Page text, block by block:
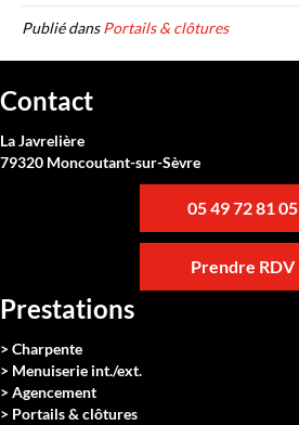
Publié dansPortails & clôtures
Contact
La Javrelière
79320 Moncoutant-sur-Sèvre
05 49 72 81 05
Prendre RDV
Prestations
> Charpente
> Menuiserie int./ext.
> Agencement
> Portails & clôtures